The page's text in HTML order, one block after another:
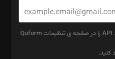
برای استفاده از ریکپچا بایستی کلید API را در صفحه ی تنظیمات Quform
کنید.